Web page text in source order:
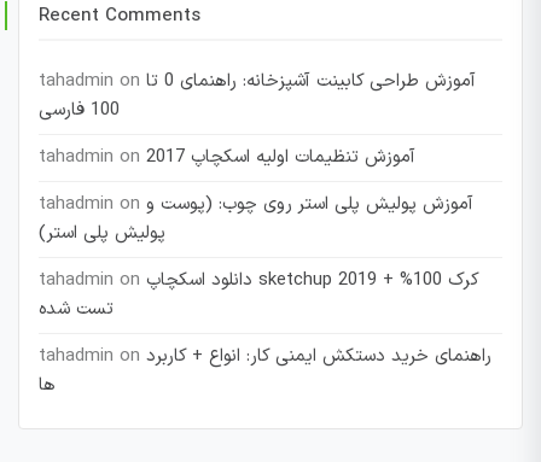
Recent Comments
tahadmin on آموزش طراحی کابینت آشپزخانه: راهنمای 0 تا
100 فارسی
tahadmin on
آموزش تنظیمات اولیه اسکچاپ 2017
tahadmin on آموزش پولیش پلی استر روی چوب: (پوست و
پولیش پلی استر)
tahadmin on دانلود اسکچاپ sketchup 2019 + کرک 100%
تست شده
tahadmin on راهنمای خرید دستکش ایمنی کار: انواع + کاربرد
ها